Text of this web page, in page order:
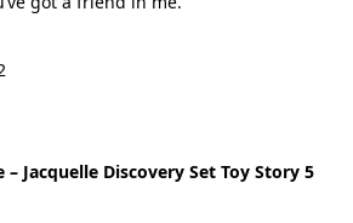
– Jacquelle Discovery Set Toy Story 5